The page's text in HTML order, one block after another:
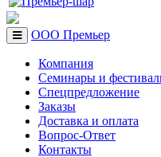
ООО Премьер
Компания
Семинары и
Спецпредложение
Заказы
Доставка и оплата
Вопрос-Ответ
Контакты